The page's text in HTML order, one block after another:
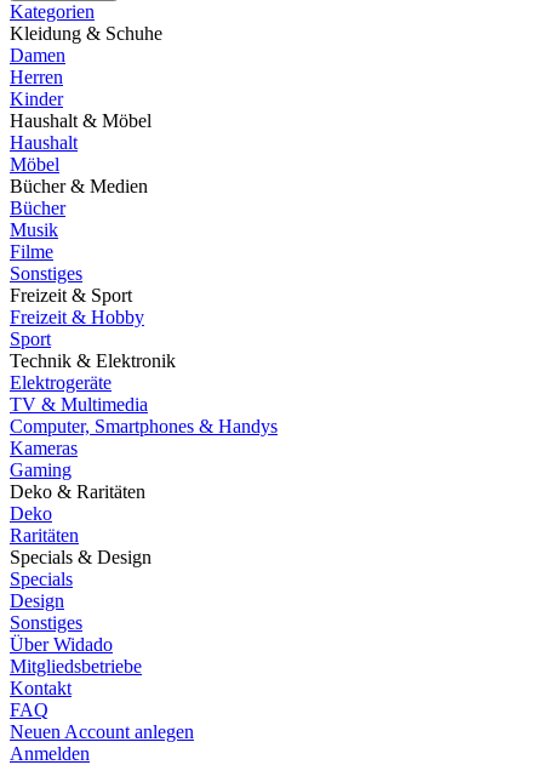
Kategorien
Kleidung & Schuhe
Damen
Herren
Kinder
Haushalt & Möbel
Haushalt
Möbel
Bücher & Medien
Bücher
Musik
Filme
Sonstiges
Freizeit & Sport
Freizeit & Hobby
Sport
Technik & Elektronik
Elektrogeräte
TV & Multimedia
Computer, Smartphones & Handys
Kameras
Gaming
Deko & Raritäten
Deko
Raritäten
Specials & Design
Specials
Design
Sonstiges
Über Widado
Mitgliedsbetriebe
Kontakt
FAQ
Neuen Account anlegen
Anmelden